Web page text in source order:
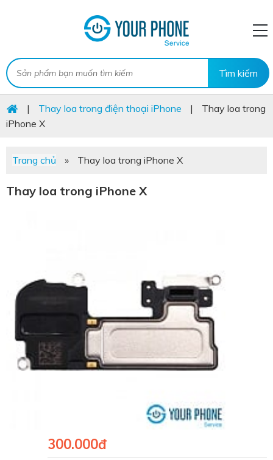
| Thay loa trong điện thoại iPhone |
Thay loa trong
iPhone X
Trang chủ » Thay loa trong iPhone X
Thay loa trong iPhone X
300.000đ